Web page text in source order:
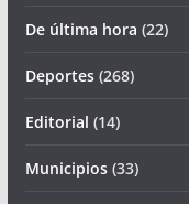
De última hora (22)
Deportes(268)
Editorial (14)
Municipios(33)